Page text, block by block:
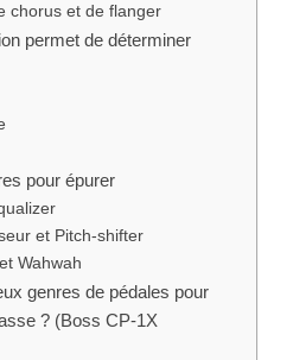
chorus et de flanger
permet de déterminer
pour épurer
et Pitch-shifter
Wahwah
genres de pédales pour
? (Boss CP-1X